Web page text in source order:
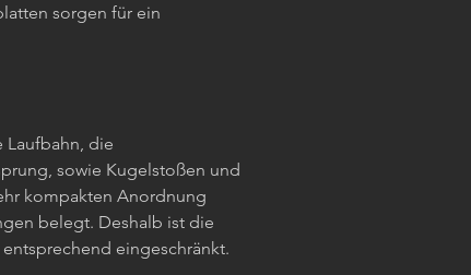
sorgen für ein
die
sowie Kugelstoßen und
kompakten Anordnung
belegt. Deshalb ist die
eingeschränkt.